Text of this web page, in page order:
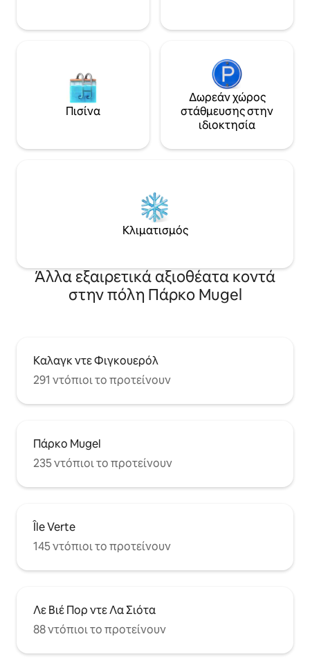
Πισίνα
Δωρεάν χώρος
στάθμευσης στην
ιδιοκτησία
Κλιματισμός
Άλλα εξαιρετικά αξιοθέατα κοντά
στην πόλη Πάρκο Mugel
Καλαγκ ντε Φιγκουερόλ
291 ντόπιοι το προτείνουν
Πάρκο Mugel
235 ντόπιοι το προτείνουν
Île Verte
145 ντόπιοι το προτείνουν
Λε Βιέ Πορ ντε Λα Σιότα
88 ντόπιοι το προτείνουν